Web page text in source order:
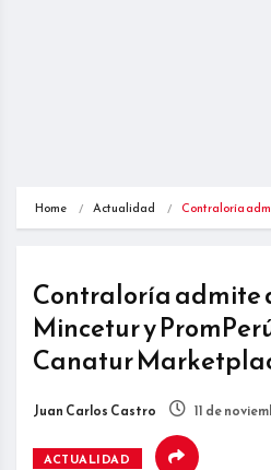
Home Actualidad Contraloría
Contraloría admite
Mincetur y
Canatur
Juan Carlos Castro 11 de
ACTUALIDAD